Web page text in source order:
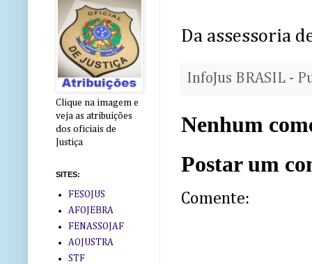
Da assessoria
InfoJus BRASIL -
Nenhum
Postar um
Comente:
Clique na imagem e
veja as atribuições
dos oficiais de
Justiça
SITES:
FESOJUS
AFOJEBRA
FENASSOJAF
AOJUSTRA
STF